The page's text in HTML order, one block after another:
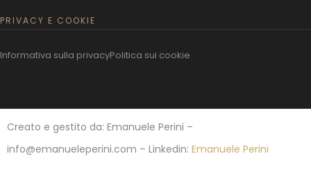
PRIVACY E COOKIE
Informativa sulla privacyPolitica sui cookie
Creato e gestito da: Emanuele Perini –
info@emanueleperini.com – Linkedin: Emanuele Perini